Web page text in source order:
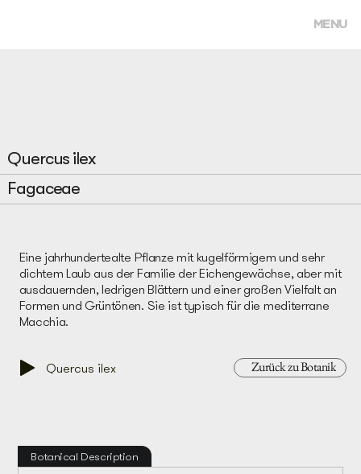
MENU
Quercus ilex
Fagaceae
Eine jahrhundertealte Pflanze mit kugelförmigem und sehr
dichtem Laub aus der Familie der Eichengewächse, aber mit
ausdauernden, ledrigen Blättern und einer großen Vielfalt an
Formen und Grüntönen. Sie ist typisch für die mediterrane
Macchia.
Quercus ilex Zurück zu Botanik
Botanical Description